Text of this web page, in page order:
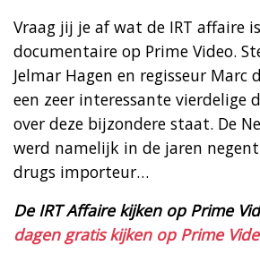
Vraag jij je af wat de IRT affaire
documentaire op Prime Video.
Jelmar Hagen en regisseur Marc
een zeer interessante vierdelige
over deze bijzondere staat. De
werd namelijk in de jaren
drugs importeur…
De IRT Affaire kijken op Prime
dagen gratis kijken op Prime